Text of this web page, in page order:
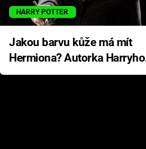
HARRY POTTER
Jakou barvu kůže má mít
Hermiona? Autorka Harryho
Pottera přišla s ráznou